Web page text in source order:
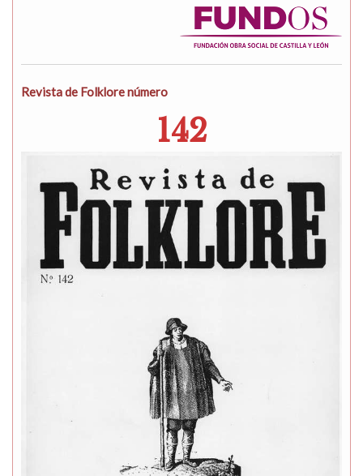
Revista de Folklore número
142